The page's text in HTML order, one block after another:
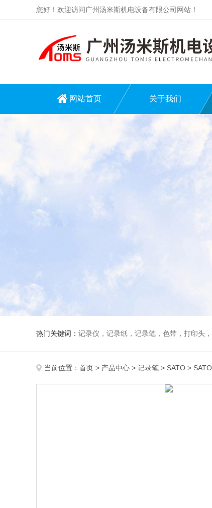
您好！欢迎访问广州汤米斯机电设备有限公司网站！
网站首页 关于我们
热门关键词： 记录仪，记录纸，记录笔，色带，打印头
当前位置： 首页 > 产品中心 > 记录笔 > SATO >